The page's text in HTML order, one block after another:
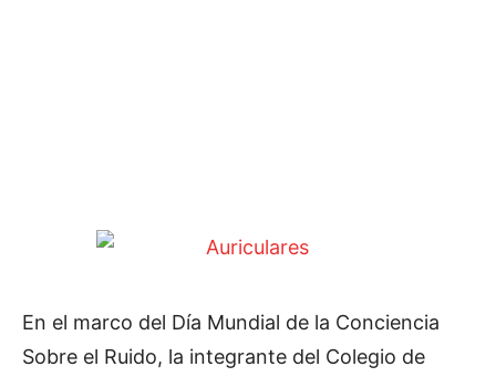
En el marco del Día Mundial de la Conciencia
Sobre el Ruido, la integrante del Colegio de